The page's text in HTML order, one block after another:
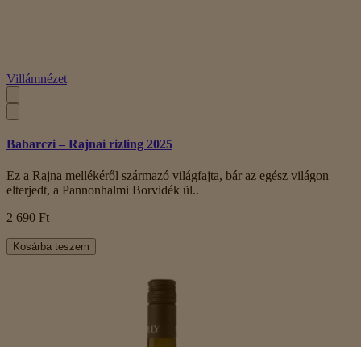
Villámnézet
Babarczi – Rajnai rizling 2025
Ez a Rajna mellékéről származó világfajta, bár az egész világon
elterjedt, a Pannonhalmi Borvidék ül..
2 690 Ft
Kosárba teszem